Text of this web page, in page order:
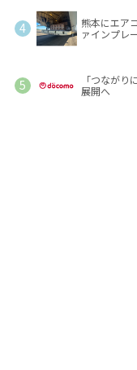
熊本にエア
ァインプレー
「つなが
展開へ